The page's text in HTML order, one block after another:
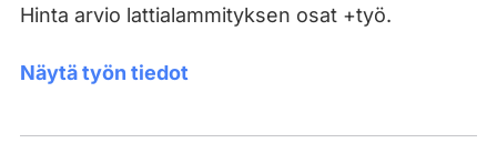
Hinta arvio lattialammityksen osat +työ.
Näytä työn tiedot